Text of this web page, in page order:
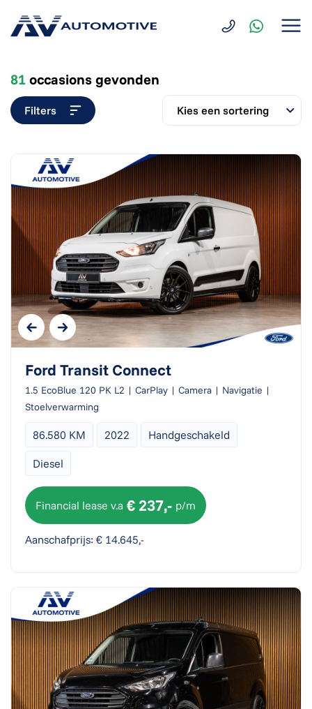
81 occasions gevonden
Filters
Ford Transit Connect
1.5 EcoBlue 120 PK L2 | CarPlay | Camera | Navigatie |
Stoelverwarming
86.580 KM 2022 Handgeschakeld
Diesel
Financial lease v.a € 237,- p/m
Aanschafprijs: € 14.645,-